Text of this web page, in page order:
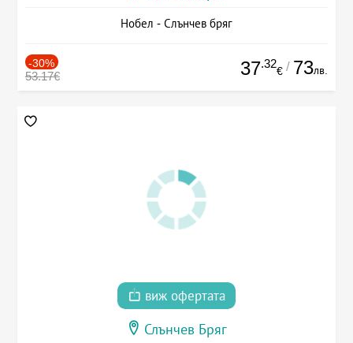
Нобел - Слънчев бряг
-30%
53.17€ 37.32
€ / 73лв.
виж офертата
Слънчев Бряг